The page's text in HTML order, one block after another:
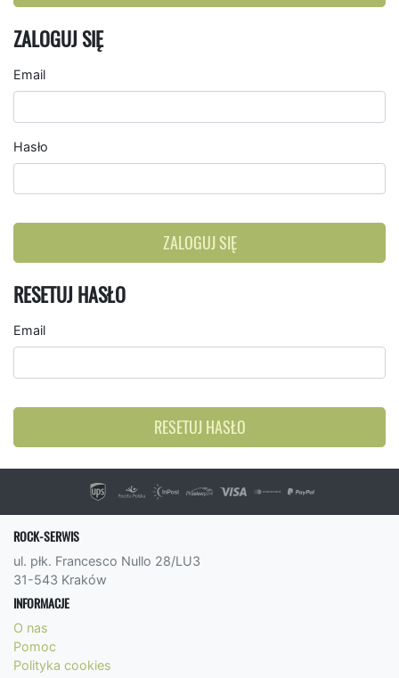
ZALOGUJ SIĘ
Email
Hasło
ZALOGUJ SIĘ
RESETUJ HASŁO
Email
RESETUJ HASŁO
ROCK-SERWIS
ul. płk. Francesco Nullo 28/LU3
31-543 Kraków
INFORMACJE
O nas
Pomoc
Polityka cookies